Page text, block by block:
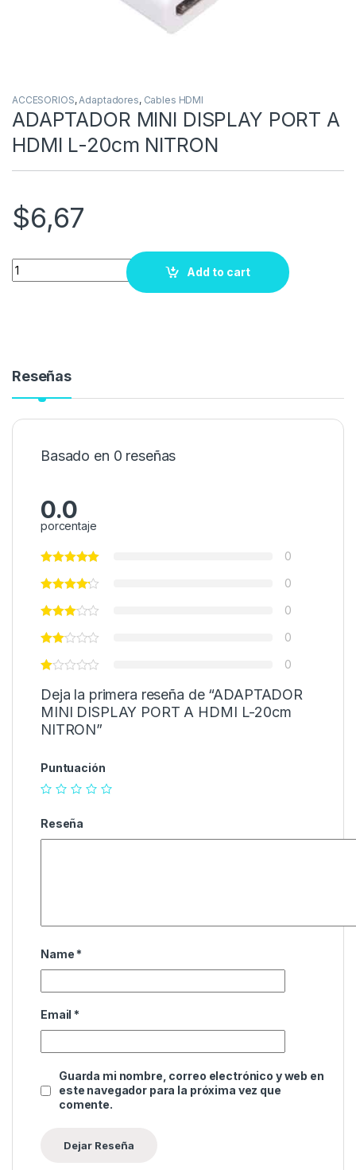
ACCESORIOS, Adaptadores, Cables HDMI
ADAPTADOR MINI DISPLAY PORT A
HDMI L-20cm NITRON
$6,67
Quantity
Add to cart
Reseñas
Basado en 0 reseñas
0.0
porcentaje
0
0
0
0
0
Deja la primera reseña de “ADAPTADOR
MINI DISPLAY PORT A HDMI L-20cm
NITRON”
Puntuación
Reseña
Name *
Email *
Guarda mi nombre, correo electrónico y web en
este navegador para la próxima vez que
comente.